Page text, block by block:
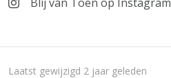
Laatst gewijzigd 2 jaar geleden